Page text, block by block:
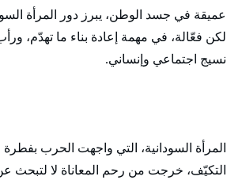
عميقة في جسد الوطن، يبرز دور المرأة
لكن فعّالة، في مهمة إعادة بناء ما تهدّم،
نسيج اجتماعي وإنساني.
المرأة السودانية، التي واجهت الحرب
التكيّف، خرجت من رحم المعاناة لا لتبحث